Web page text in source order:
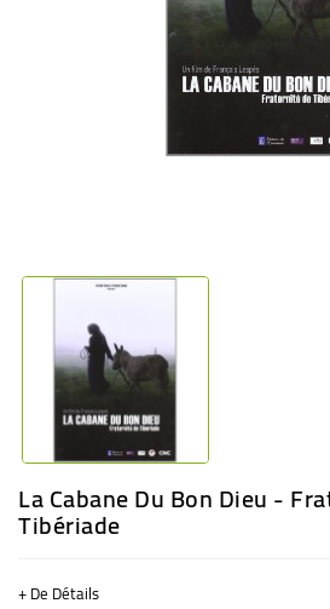
La Cabane Du Bon Dieu -
Tibériade
+ De Détails